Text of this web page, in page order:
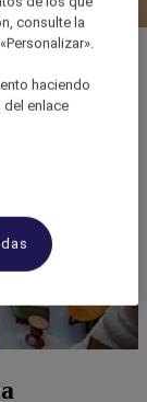
consulte la
haciendo
del enlace